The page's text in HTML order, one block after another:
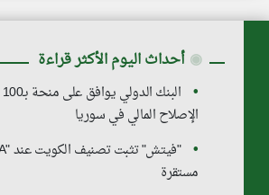
◉ أحداث اليوم الأكثر قراءة
الإصلاح المالي في سوريا
مستقرة